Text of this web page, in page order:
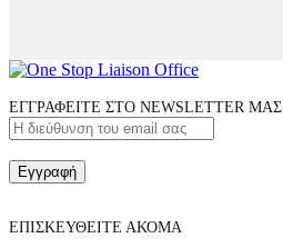
ΕΓΓΡΑΦΕΙΤΕ ΣΤΟ NEWSLETTER ΜΑΣ
Εγγραφή
ΕΠΙΣΚΕΥΘΕΙΤΕ ΑΚΟΜΑ